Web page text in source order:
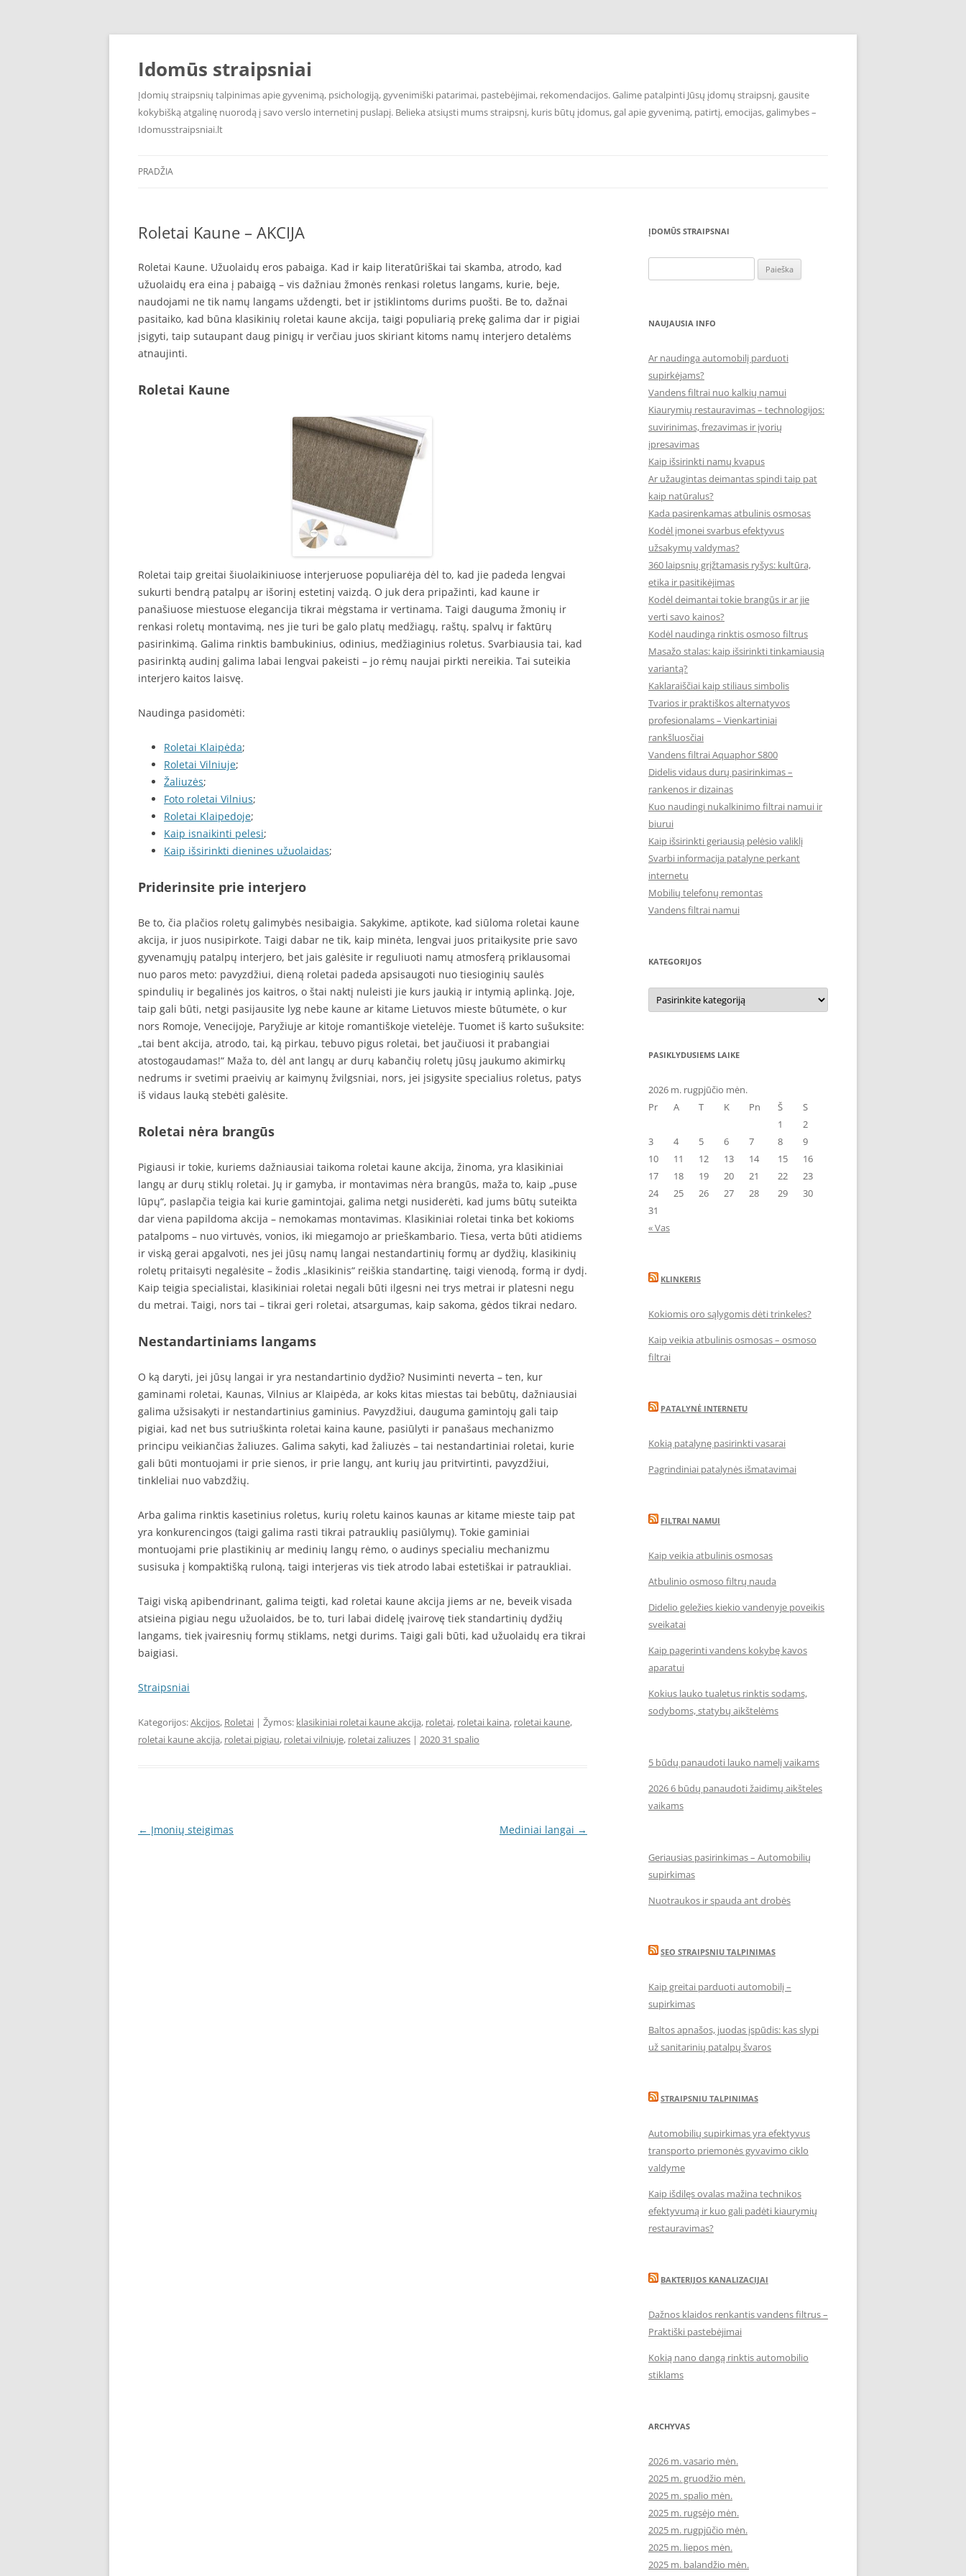
Pereiti
turinio
Idomūs straipsniai
Įdomių straipsnių talpinimas apie gyvenimą, psichologiją, gyvenimiški patarimai, pastebėjimai, rekomendacijos. Galime patalpinti Jūsų įdomų straipsnį, gausite
kokybišką atgalinę nuorodą į savo verslo internetinį puslapį. Belieka atsiųsti mums straipsnį, kuris būtų įdomus, gal apie gyvenimą, patirtį, emocijas, galimybes –
Idomusstraipsniai.lt
PRADŽIA
Roletai Kaune – AKCIJA
Roletai Kaune. Užuolaidų eros pabaiga. Kad ir kaip literatūriškai tai skamba, atrodo, kad
užuolaidų era eina į pabaigą – vis dažniau žmonės renkasi roletus langams, kurie, beje,
naudojami ne tik namų langams uždengti, bet ir įstiklintoms durims puošti. Be to, dažnai
pasitaiko, kad būna klasikinių roletai kaune akcija, taigi populiarią prekę galima dar ir pigiai
įsigyti, taip sutaupant daug pinigų ir verčiau juos skiriant kitoms namų interjero detalėms
atnaujinti.
Roletai Kaune
Roletai taip greitai šiuolaikiniuose interjeruose populiarėja dėl to, kad jie padeda lengvai
sukurti bendrą patalpų ar išorinį estetinį vaizdą. O juk dera pripažinti, kad kaune ir
panašiuose miestuose elegancija tikrai mėgstama ir vertinama. Taigi dauguma žmonių ir
renkasi roletų montavimą, nes jie turi be galo platų medžiagų, raštų, spalvų ir faktūrų
pasirinkimą. Galima rinktis bambukinius, odinius, medžiaginius roletus. Svarbiausia tai, kad
pasirinktą audinį galima labai lengvai pakeisti – jo rėmų naujai pirkti nereikia. Tai suteikia
interjero kaitos laisvę.
Naudinga pasidomėti:
Roletai Klaipėda;
Roletai Vilniuje;
Žaliuzės;
Foto roletai Vilnius;
Roletai Klaipedoje;
Kaip isnaikinti pelesi;
Kaip išsirinkti dienines užuolaidas;
Priderinsite prie interjero
Be to, čia plačios roletų galimybės nesibaigia. Sakykime, aptikote, kad siūloma roletai kaune
akcija, ir juos nusipirkote. Taigi dabar ne tik, kaip minėta, lengvai juos pritaikysite prie savo
gyvenamųjų patalpų interjero, bet jais galėsite ir reguliuoti namų atmosferą priklausomai
nuo paros meto: pavyzdžiui, dieną roletai padeda apsisaugoti nuo tiesioginių saulės
spindulių ir begalinės jos kaitros, o štai naktį nuleisti jie kurs jaukią ir intymią aplinką. Joje,
taip gali būti, netgi pasijausite lyg nebe kaune ar kitame Lietuvos mieste būtumėte, o kur
nors Romoje, Venecijoje, Paryžiuje ar kitoje romantiškoje vietelėje. Tuomet iš karto sušuksite:
„tai bent akcija, atrodo, tai, ką pirkau, tebuvo pigus roletai, bet jaučiuosi it prabangiai
atostogaudamas!“ Maža to, dėl ant langų ar durų kabančių roletų jūsų jaukumo akimirkų
nedrums ir svetimi praeivių ar kaimynų žvilgsniai, nors, jei įsigysite specialius roletus, patys
iš vidaus lauką stebėti galėsite.
Roletai nėra brangūs
Pigiausi ir tokie, kuriems dažniausiai taikoma roletai kaune akcija, žinoma, yra klasikiniai
langų ar durų stiklų roletai. Jų ir gamyba, ir montavimas nėra brangūs, maža to, kaip „puse
lūpų“, paslapčia teigia kai kurie gamintojai, galima netgi nusiderėti, kad jums būtų suteikta
dar viena papildoma akcija – nemokamas montavimas. Klasikiniai roletai tinka bet kokioms
patalpoms – nuo virtuvės, vonios, iki miegamojo ar prieškambario. Tiesa, verta būti atidiems
ir viską gerai apgalvoti, nes jei jūsų namų langai nestandartinių formų ar dydžių, klasikinių
roletų pritaisyti negalėsite – žodis „klasikinis“ reiškia standartinę, taigi vienodą, formą ir dydį.
Kaip teigia specialistai, klasikiniai roletai negali būti ilgesni nei trys metrai ir platesni negu
du metrai. Taigi, nors tai – tikrai geri roletai, atsargumas, kaip sakoma, gėdos tikrai nedaro.
Nestandartiniams langams
O ką daryti, jei jūsų langai ir yra nestandartinio dydžio? Nusiminti neverta – ten, kur
gaminami roletai, Kaunas, Vilnius ar Klaipėda, ar koks kitas miestas tai bebūtų, dažniausiai
galima užsisakyti ir nestandartinius gaminius. Pavyzdžiui, dauguma gamintojų gali taip
pigiai, kad net bus sutriuškinta roletai kaina kaune, pasiūlyti ir panašaus mechanizmo
principu veikiančias žaliuzes. Galima sakyti, kad žaliuzės – tai nestandartiniai roletai, kurie
gali būti montuojami ir prie sienos, ir prie langų, ant kurių jau pritvirtinti, pavyzdžiui,
tinkleliai nuo vabzdžių.
Arba galima rinktis kasetinius roletus, kurių roletu kainos kaunas ar kitame mieste taip pat
yra konkurencingos (taigi galima rasti tikrai patrauklių pasiūlymų). Tokie gaminiai
montuojami prie plastikinių ar medinių langų rėmo, o audinys specialiu mechanizmu
susisuka į kompaktišką ruloną, taigi interjeras vis tiek atrodo labai estetiškai ir patraukliai.
Taigi viską apibendrinant, galima teigti, kad roletai kaune akcija jiems ar ne, beveik visada
atsieina pigiau negu užuolaidos, be to, turi labai didelę įvairovę tiek standartinių dydžių
langams, tiek įvairesnių formų stiklams, netgi durims. Taigi gali būti, kad užuolaidų era tikrai
baigiasi.
Straipsniai
Kategorijos:Akcijos, Roletai | Žymos: klasikiniai roletai kaune akcija, roletai, roletai kaina, roletai kaune,
roletai kaune akcija, roletai pigiau, roletai vilniuje, roletai zaliuzes | 2020 31 spalio
Įrašo
← Įmonių steigimas Mediniai langai →
ĮDOMŪS STRAIPSNAI
NAUJAUSIA INFO
Ar naudinga automobilį parduoti
supirkėjams?
Vandens filtrai nuo kalkių namui
Kiaurymių restauravimas – technologijos:
suvirinimas, frezavimas ir įvorių
įpresavimas
Kaip išsirinkti namų kvapus
Ar užaugintas deimantas spindi taip pat
kaip natūralus?
Kada pasirenkamas atbulinis osmosas
Kodėl įmonei svarbus efektyvus
užsakymų valdymas?
360 laipsnių grįžtamasis ryšys: kultūra,
etika ir pasitikėjimas
Kodėl deimantai tokie brangūs ir ar jie
verti savo kainos?
Kodėl naudinga rinktis osmoso filtrus
Masažo stalas: kaip išsirinkti tinkamiausią
variantą?
Kaklaraiščiai kaip stiliaus simbolis
Tvarios ir praktiškos alternatyvos
profesionalams – Vienkartiniai
rankšluosčiai
Vandens filtrai Aquaphor S800
Didelis vidaus durų pasirinkimas –
rankenos ir dizainas
Kuo naudingi nukalkinimo filtrai namui ir
biurui
Kaip išsirinkti geriausią pelėsio valiklį
Svarbi informacija patalyne perkant
internetu
Mobilių telefonų remontas
Vandens filtrai namui
KATEGORIJOS
Kategorijos
PASIKLYDUSIEMS LAIKE
2026 m. rugpjūčio mėn.
Pr
A T K Pn Š
S
1
2
3
4 5 6 7 8
9
10
11 12 13 14 15
16
17
18 19 20 21 22
23
24
25 26 27 28 29
30
31
« Vas
KLINKERIS
Kokiomis oro sąlygomis dėti trinkeles?
Kaip veikia atbulinis osmosas – osmoso
filtrai
PATALYNĖ INTERNETU
Kokią patalynę pasirinkti vasarai
Pagrindiniai patalynės išmatavimai
FILTRAI NAMUI
Kaip veikia atbulinis osmosas
Atbulinio osmoso filtrų nauda
Didelio geležies kiekio vandenyje poveikis
sveikatai
Kaip pagerinti vandens kokybę kavos
aparatui
Kokius lauko tualetus rinktis sodams,
sodyboms, statybų aikštelėms
5 būdų panaudoti lauko namelį vaikams
2026 6 būdų panaudoti žaidimų aikšteles
vaikams
Geriausias pasirinkimas – Automobilių
supirkimas
Nuotraukos ir spauda ant drobės
SEO STRAIPSNIU TALPINIMAS
Kaip greitai parduoti automobilį –
supirkimas
Baltos apnašos, juodas įspūdis: kas slypi
už sanitarinių patalpų švaros
STRAIPSNIU TALPINIMAS
Automobilių supirkimas yra efektyvus
transporto priemonės gyvavimo ciklo
valdyme
Kaip išdilęs ovalas mažina technikos
efektyvumą ir kuo gali padėti kiaurymių
restauravimas?
BAKTERIJOS KANALIZACIJAI
Dažnos klaidos renkantis vandens filtrus –
Praktiški pastebėjimai
Kokią nano dangą rinktis automobilio
stiklams
ARCHYVAS
2026 m. vasario mėn.
2025 m. gruodžio mėn.
2025 m. spalio mėn.
2025 m. rugsėjo mėn.
2025 m. rugpjūčio mėn.
2025 m. liepos mėn.
2025 m. balandžio mėn.